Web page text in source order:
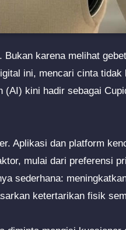
karena melihat
ini, mencari cinta tidak
(AI) kini hadir sebagai
Aplikasi dan platform
mulai dari preferensi
sederhana:
ketertarikan fisik